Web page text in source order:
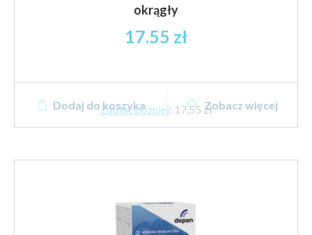
okrągły
17.55 zł
Zapłać później: 17,55 zł
Dodaj do koszyka Zobacz więcej